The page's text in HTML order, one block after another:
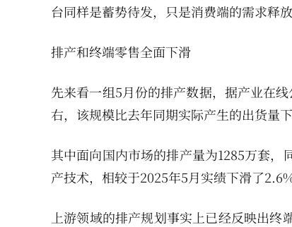
台同样是蓄势待发，只是消费端的需求释
排产和终端零售全面下滑
先来看一组5月份的排产数据，据产业在
右，该规模比去年同期实际产生的出货量下
其中面向国内市场的排产量为1285万套
产技术，相较于2025年5月实绩下滑了2.6%
上游领域的排产规划事实上已经反映出